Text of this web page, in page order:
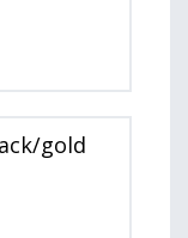
gold